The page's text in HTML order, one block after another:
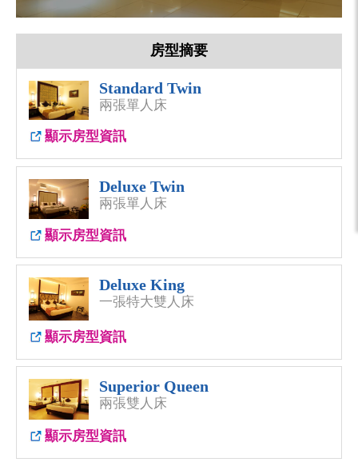
房型摘要
Standard Twin
兩張單人床
顯示房型資訊
Deluxe Twin
兩張單人床
顯示房型資訊
Deluxe King
一張特大雙人床
顯示房型資訊
Superior Queen
兩張雙人床
顯示房型資訊